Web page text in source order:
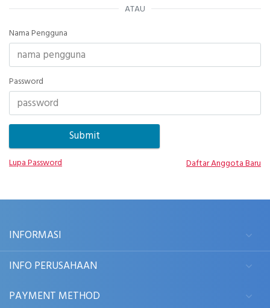
ATAU
Nama Pengguna
Password
Lupa Password Daftar Anggota Baru
INFORMASI
INFO PERUSAHAAN
PAYMENT METHOD